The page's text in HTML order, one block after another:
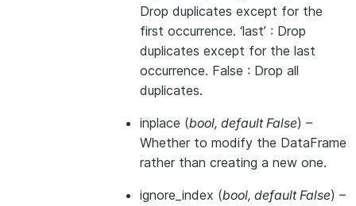
Drop duplicates except for the
first occurrence. ‘last’ : Drop
duplicates except for the last
occurrence. False : Drop all
duplicates.
inplace (bool, default False) –
Whether to modify the DataFrame
rather than creating a new one.
ignore_index (bool, default False) –